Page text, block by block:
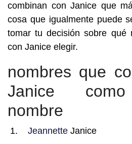
combinan con Janice que
cosa que igualmente puede
tomar tu decisión sobre qué
con Janice elegir.
nombres que
Janice
nombre
Jeannette Janice